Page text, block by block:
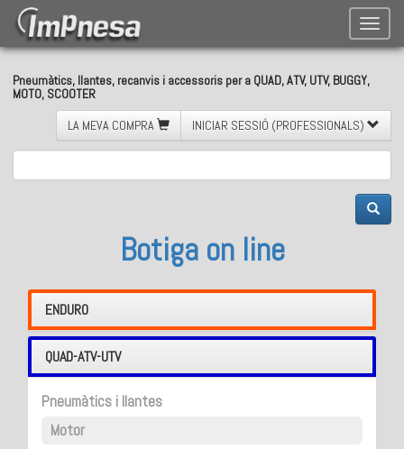
Toggle
Pneumàtics, llantes, recanvis i accessoris per a QUAD, ATV, UTV, BUGGY,
MOTO, SCOOTER
LA MEVA COMPRA
INICIAR SESSIÓ (PROFESSIONALS)
Botiga on line
ENDURO
QUAD-ATV-UTV
Pneumàtics i llantes
Motor